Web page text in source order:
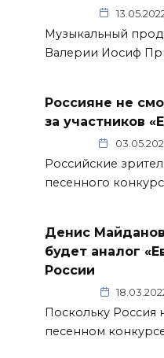
Музыкальный
Валерии Иосиф
Россияне не
за участников
Российские
песенного
Денис
будет аналог
России
Поскольку Россия
песенном